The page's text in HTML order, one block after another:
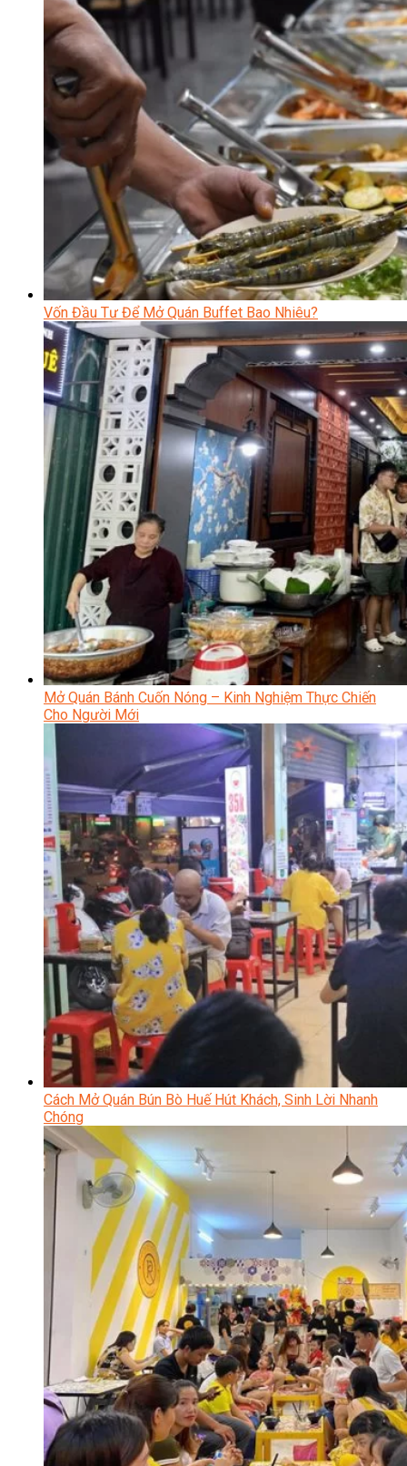
Vốn Đầu Tư Để Mở Quán Buffet Bao Nhiêu?
Mở Quán Bánh Cuốn Nóng – Kinh Nghiệm Thực Chiến
Cho Người Mới
Cách Mở Quán Bún Bò Huế Hút Khách, Sinh Lời Nhanh
Chóng